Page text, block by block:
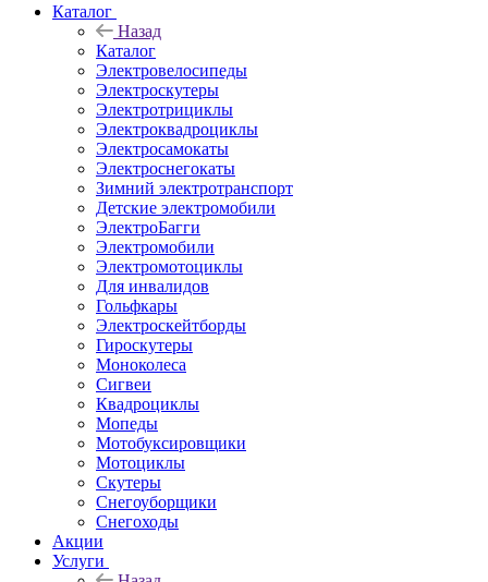
Каталог
Назад
Каталог
Электровелосипеды
Электроскутеры
Электротрициклы
Электроквадроциклы
Электросамокаты
Электроснегокаты
Зимний электротранспорт
Детские электромобили
ЭлектроБагги
Электромобили
Электромотоциклы
Для инвалидов
Гольфкары
Электроскейтборды
Гироскутеры
Моноколеса
Сигвеи
Квадроциклы
Мопеды
Мотобуксировщики
Мотоциклы
Скутеры
Снегоуборщики
Снегоходы
Акции
Услуги